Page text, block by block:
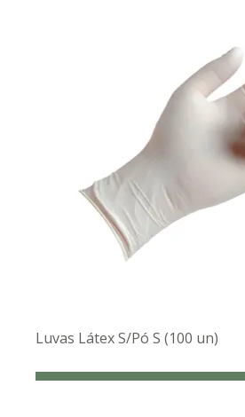
Luvas Látex S/Pó S (100 un)